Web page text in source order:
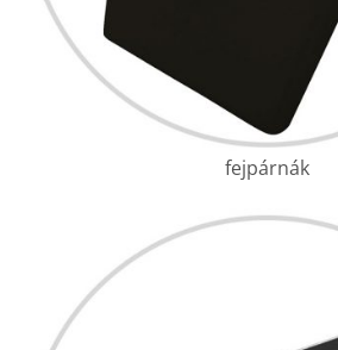
fejpárnák